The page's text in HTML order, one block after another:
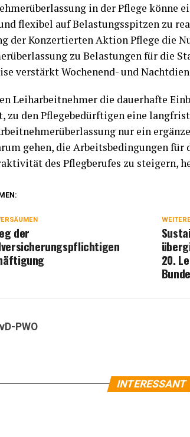
in der Pflege könne
flexibel auf Belastungsspitzen zu
der Konzertierten Aktion Pflege die
zu Belastungen für die
verstärkt Wochenend- und
Leiharbeitnehmer die dauerhafte
zu den Pflegebedürftigen eine
nur ein
gehen, die Arbeitsbedingungen
des Pflegberufes zu steigern,
20.
der
PWO
INTERESSANT